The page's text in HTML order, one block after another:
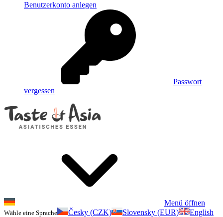
Benutzerkonto anlegen
Passwort
vergessen
Menü öffnen
Wähle eine Sprache Česky (CZK) Slovensky (EUR)
English